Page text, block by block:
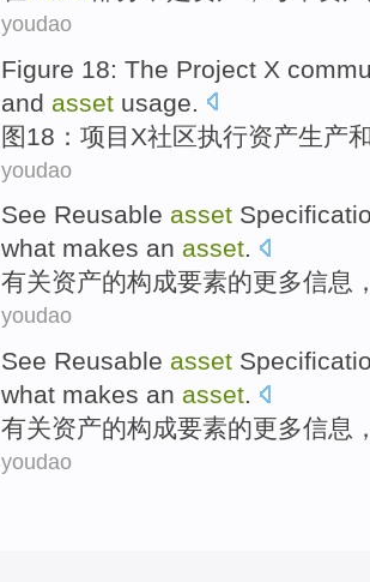
youdao
Figure 18: The Project X
and asset usage
图18 ： 项目 X社区执行资产生产
youdao
See Reusable asset
what makes an asset.
有关资产的构成要素的更多信息
youdao
See Reusable asset
what makes an asset.
有关资产的构成要素的更多信息
youdao